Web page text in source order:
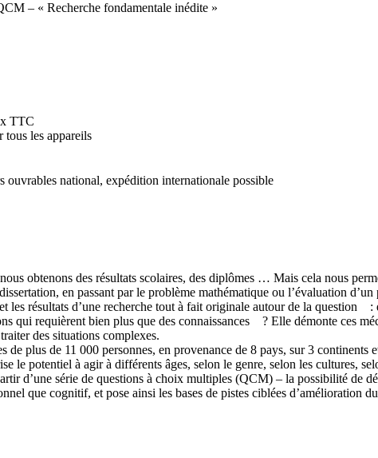
– « Recherche fondamentale inédite »
TTC
les appareils
ouvrables national, expédition internationale possible
obtenons des résultats scolaires, des diplômes … Mais cela nous
en passant par le problème mathématique ou l’évaluation
les résultats d’une recherche tout à fait originale autour de la
qui requièrent bien plus que des connaissances ? Elle démonte ces
des situations complexes.
de plus de 11 000 personnes, en provenance de 8 pays, sur 3
le potentiel à agir à différents âges, selon le genre, selon les cultures,
d’une série de questions à choix multiples (QCM) – la possibilité de
que cognitif, et pose ainsi les bases de pistes ciblées d’amélioration